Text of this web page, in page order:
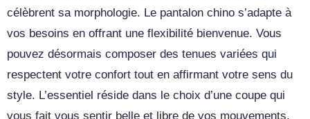
célèbrent sa morphologie. Le pantalon chino s’adapte à
vos besoins en offrant une flexibilité bienvenue. Vous
pouvez désormais composer des tenues variées qui
respectent votre confort tout en affirmant votre sens du
style. L’essentiel réside dans le choix d’une coupe qui
vous fait vous sentir belle et libre de vos mouvements.